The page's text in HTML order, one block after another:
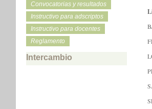
Convocatorias y resultados
Instructivo para adscriptos
Instructivo para docentes
Reglamento
Intercambio